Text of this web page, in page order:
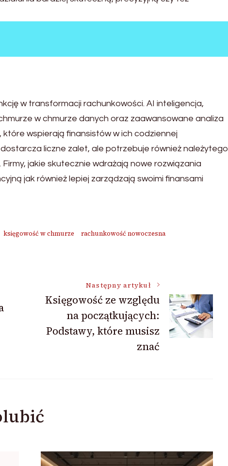
w transformacji rachunkowości. AI inteligencja,
w chmurze danych oraz zaawansowane analiza
wspierają finansistów w ich codziennej
liczne zalet, ale potrzebuje również należytego
jakie skutecznie wdrażają nowe rozwiązania
jak również lepiej zarządzają swoimi finansami
księgowość w chmurze
rachunkowość nowoczesna
Następny artykuł
Księgowość ze względu
na początkujących:
Podstawy, które musisz
znać